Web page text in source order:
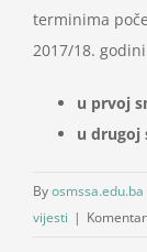
terminima
2017/18.
u prvoj
u drugoj
Byosmssa.edu.ba
vijesti |